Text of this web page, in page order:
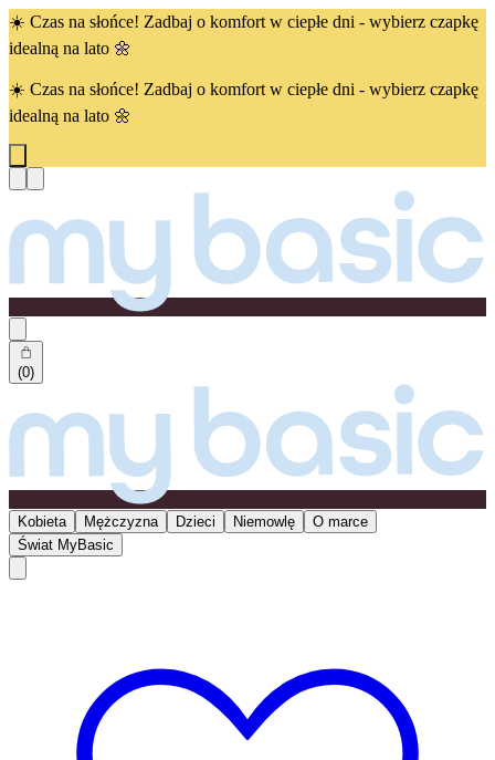
☀️ Czas na słońce! Zadbaj o komfort w ciepłe dni - wybierz czapkę
idealną na lato 🌼
☀️ Czas na słońce! Zadbaj o komfort w ciepłe dni - wybierz czapkę
idealną na lato 🌼
(0)
Kobieta Mężczyzna Dzieci Niemowlę
O marce
Świat MyBasic